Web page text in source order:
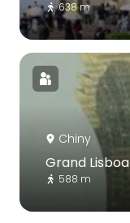
638 m
Chiny
Grand Lisboa
588 m